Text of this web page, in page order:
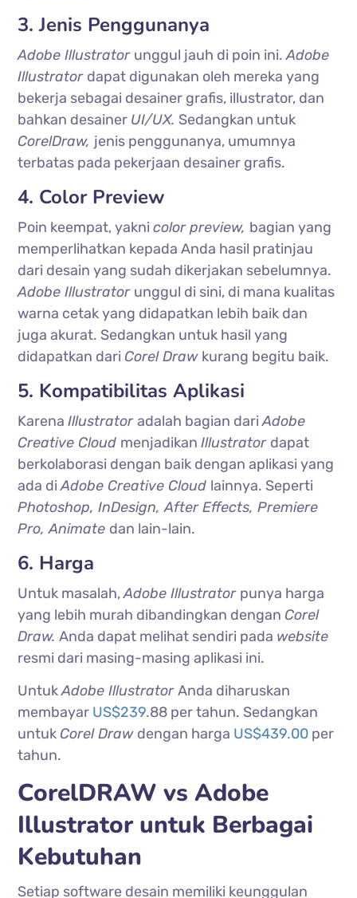
3. Jenis Penggunanya
Adobe Illustrator unggul jauh di poin ini.Adobe
Illustrator dapat digunakan oleh mereka yang
bekerja sebagai desainer grafis, illustrator, dan
bahkan desainer UI/UX. Sedangkan untuk
CorelDraw, jenis penggunanya, umumnya
terbatas pada pekerjaan desainer grafis.
4. Color Preview
Poin keempat, yaknicolor preview, bagian yang
memperlihatkan kepada Anda hasil pratinjau
dari desain yang sudah dikerjakan sebelumnya.
Adobe Illustrator unggul di sini, di mana kualitas
warna cetak yang didapatkan lebih baik dan
juga akurat. Sedangkan untuk hasil yang
didapatkan dari Corel Draw kurang begitu baik.
5. Kompatibilitas Aplikasi
KarenaIllustratoradalah bagian dariAdobe
Creative Cloud menjadikanIllustrator dapat
berkolaborasi dengan baik dengan aplikasi yang
ada diAdobe Creative Cloud lainnya. Seperti
Photoshop, InDesign, After Effects, Premiere
Pro, Animate dan lain-lain.
6. Harga
Untuk masalah,Adobe Illustrator punya harga
yang lebih murah dibandingkan dengan Corel
Draw.Anda dapat melihat sendiri pada website
resmi dari masing-masing aplikasi ini.
UntukAdobe IllustratorAnda diharuskan
membayar US$239.88 per tahun. Sedangkan
untuk Corel Draw dengan harga US$439.00 per
tahun.
CorelDRAW vs Adobe
Illustrator untuk Berbagai
Kebutuhan
Setiap software desain memiliki keunggulan